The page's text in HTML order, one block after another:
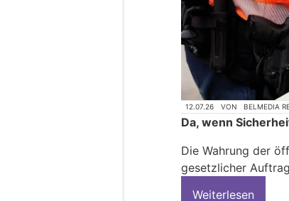
12.07.26 VON BELMEDIA
Da, wenn
Die Wahrung der
gesetzlicher
Weiterlesen